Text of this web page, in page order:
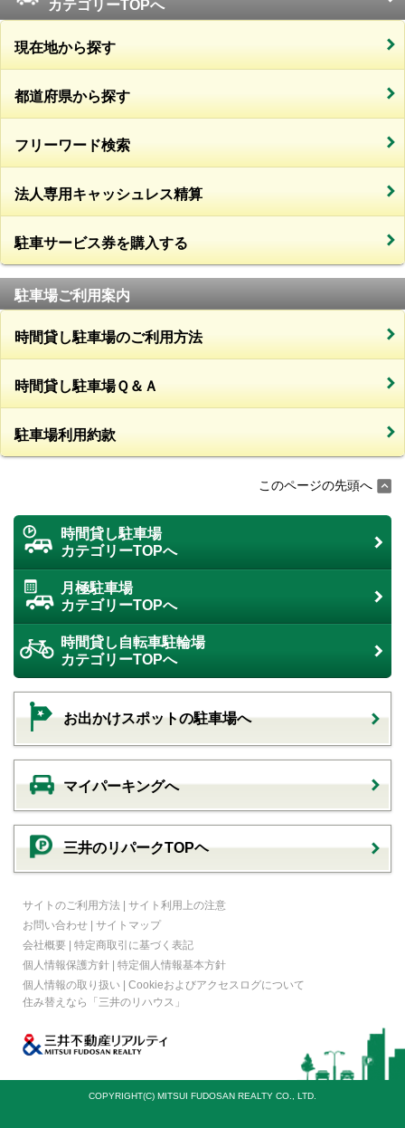
カテゴリーTOPへ
現在地から探す
都道府県から探す
フリーワード検索
法人専用キャッシュレス精算
駐車サービス券を購入する
駐車場ご利用案内
時間貸し駐車場のご利用方法
時間貸し駐車場Ｑ＆Ａ
駐車場利用約款
このページの先頭へ
時間貸し駐車場
カテゴリーTOPへ
月極駐車場
カテゴリーTOPへ
時間貸し自転車駐輪場
カテゴリーTOPへ
お出かけスポットの駐車場へ
マイパーキングへ
三井のリパークTOPヘ
サイトのご利用方法 | サイト利用上の注意
お問い合わせ | サイトマップ
会社概要 | 特定商取引に基づく表記
個人情報保護方針 | 特定個人情報基本方針
個人情報の取り扱い | Cookieおよびアクセスログについて
住み替えなら
「三井のリハウス」
COPYRIGHT(C) MITSUI FUDOSAN REALTY CO., LTD.